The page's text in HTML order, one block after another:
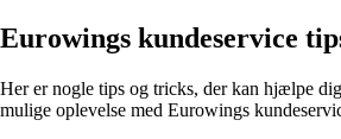
Eurowings kundeservice
Her er nogle tips og tricks, der kan hjælpe
mulige oplevelse med Eurowings